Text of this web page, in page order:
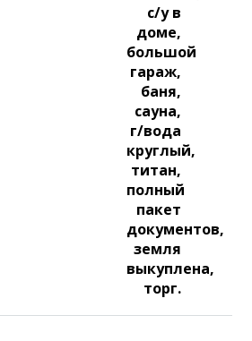
с/у в
доме,
большой
гараж,
баня,
сауна,
г/вода
круглый,
титан,
полный
пакет
документов,
земля
выкуплена,
торг.